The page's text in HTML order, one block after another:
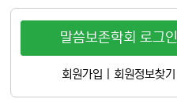
말씀보존학회 로그인
회원가입 회원정보찾기